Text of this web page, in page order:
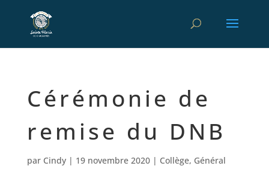
Cérémonie de
remise du DNB
par Cindy| 19 novembre 2020| Collège, Général